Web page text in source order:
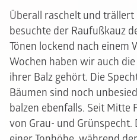
Überall raschelt und trällert
besuchte der Raufußkauz
Tönen lockend nach einem
Wochen haben wir auch
ihrer Balz gehört. Die
Bäumen sind noch
balzen ebenfalls. Seit Mitte
von Grau- und